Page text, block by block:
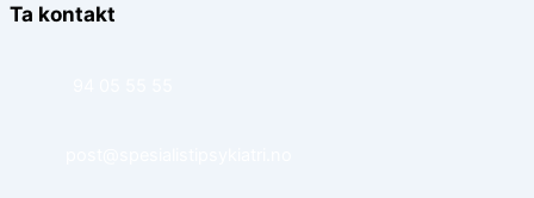
Ta kontakt